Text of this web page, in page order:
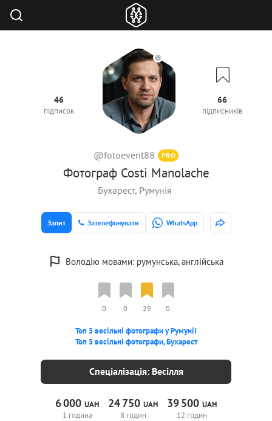
Фотограф Costi Manolache
@fotoevent88 PRO
46
підписок
66
підписників
Бухарест, Румунія
Запит Зателефонувати WhatsApp
Володію мовами: румунська, англійська
0 0 29 0
Топ 5 весільні фотографи у Румунії
Топ 5 весільні фотографи, Бухарест
Спеціалізація: Весілля
6000UAH
1 година
24750 UAH
8 годин
39500 UAH
12 годин